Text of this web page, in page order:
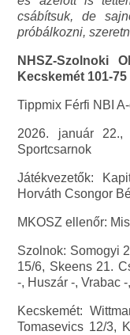
csábítsuk, de
próbálkozni,
NHSZ-Szolnoki
Kecskemét 101-75
Tippmix Férfi NBI
2026. január 22.,
Sportcsarnok
Játékvezetők:
Horváth Csongor
MKOSZ ellenőr:
Szolnok: Somogyi
15/6, Skeens 21.
-, Huszár -, Vrabac
Kecskemét:
Tomasevics 12/3,